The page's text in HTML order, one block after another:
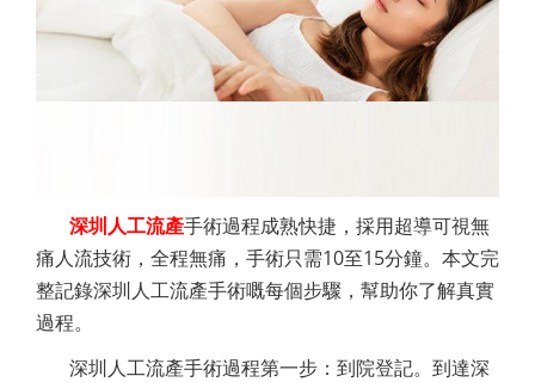
深圳人工流產手術過程成熟快捷，採用超導可視無
痛人流技術，全程無痛，手術只需10至15分鐘。本文完
整記錄深圳人工流產手術嘅每個步驟，幫助你了解真實
過程。
深圳人工流產手術過程第一步：到院登記。到達深